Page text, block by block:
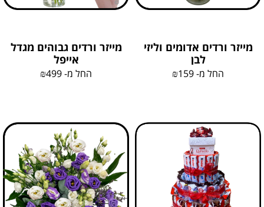
מייזר ורדים אדומים וליזי
לבן
החל מ- ₪159
מייזר ורדים גבוהים מגדל
אייפל
החל מ- ₪499